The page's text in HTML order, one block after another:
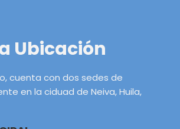
Ubicación
cuenta con dos sedes de
en la ciduad de Neiva, Huila,